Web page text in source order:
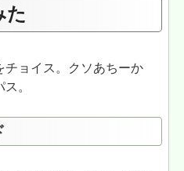
た
チョイス。クソあちーか
。